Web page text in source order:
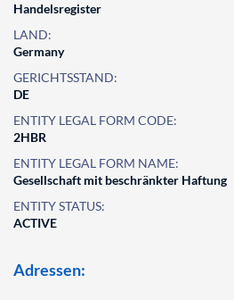
Handelsregister
LAND:
Germany
GERICHTSSTAND:
DE
ENTITY LEGAL FORM CODE:
2HBR
ENTITY LEGAL FORM NAME:
Gesellschaft mit beschränkter Haftung
ENTITY STATUS:
ACTIVE
Adressen: